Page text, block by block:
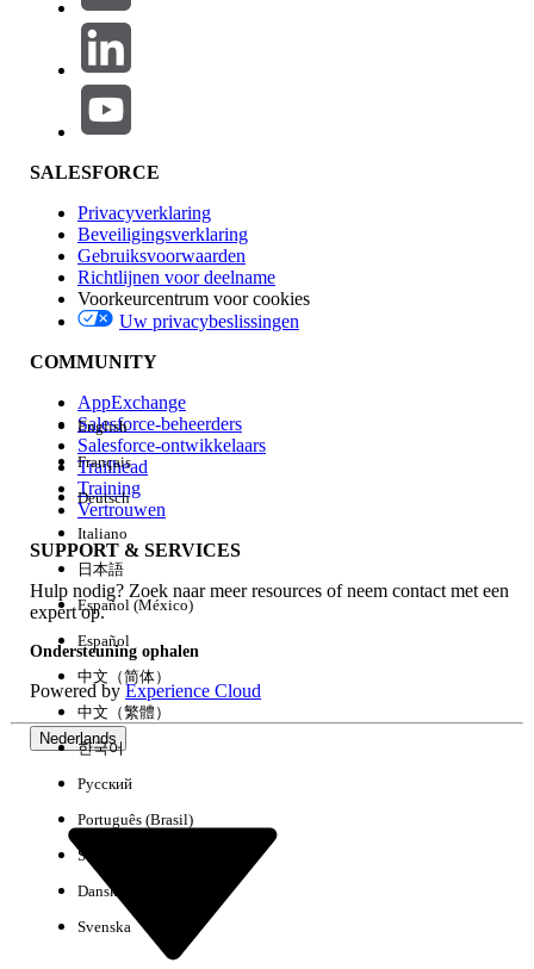
Productgebied
Invloed op functies
Edition
Ervaring
Alles wissen Gereed
Geen resultaten
SALESFORCE
Privacyverklaring
Beveiligingsverklaring
Gebruiksvoorwaarden
Richtlijnen voor deelname
Voorkeurcentrum voor cookies
Uw privacybeslissingen
COMMUNITY
AppExchange
Salesforce-beheerders
Salesforce-ontwikkelaars
Trailhead
Training
Vertrouwen
SUPPORT & SERVICES
Hulp nodig? Zoek naar meer resources of neem contact met een
expert op.
Ondersteuning ophalen
Powered byExperience Cloud
Nederlands
English
Français
Deutsch
Italiano
日本語
Español (México)
Español
中文（简体）
中文（繁體）
한국어
Русский
Português (Brasil)
Suomi
Dansk
Svenska